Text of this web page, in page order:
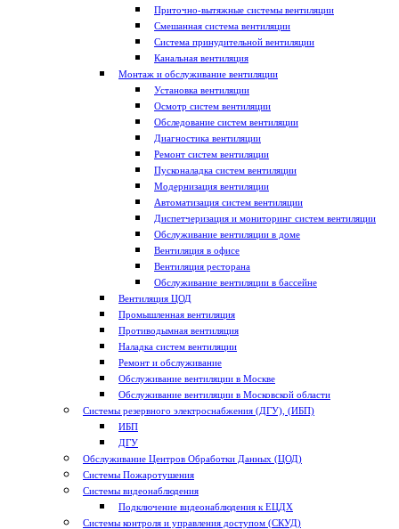
Приточно-вытяжные системы вентиляции
Смешанная система вентиляции
Система принудительной вентиляции
Канальная вентиляция
Монтаж и обслуживание вентиляции
Установка вентиляции
Осмотр систем вентиляции
Обследование систем вентиляции
Диагностика вентиляции
Ремонт систем вентиляции
Пусконаладка систем вентиляции
Модернизация вентиляции
Автоматизация систем вентиляции
Диспетчеризация и мониторинг систем вентиляции
Обслуживание вентиляции в доме
Вентиляция в офисе
Вентиляция ресторана
Обслуживание вентиляции в бассейне
Вентиляция ЦОД
Промышленная вентиляция
Противодымная вентиляция
Наладка систем вентиляции
Ремонт и обслуживание
Обслуживание вентиляции в Москве
Обслуживание вентиляции в Московской области
Системы резервного электроснабжения (ДГУ), (ИБП)
ИБП
ДГУ
Обслуживание Центров Обработки Данных (ЦОД)
Системы Пожаротушения
Системы видеонаблюдения
Подключение видеонаблюдения к ЕЦДХ
Системы контроля и управления доступом (СКУД)